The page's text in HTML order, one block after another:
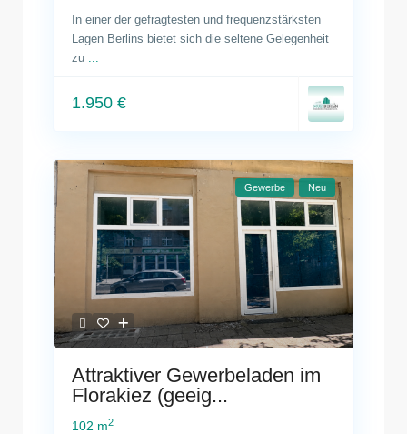
In einer der gefragtesten und frequenzstärksten
Lagen Berlins bietet sich die seltene Gelegenheit
zu
1.950 €
Gewerbe Neu
Attraktiver Gewerbeladen im
Florakiez (geeig...
102 m2